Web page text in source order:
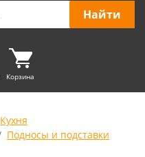
Корзина
Кухня
Подносы и подставки